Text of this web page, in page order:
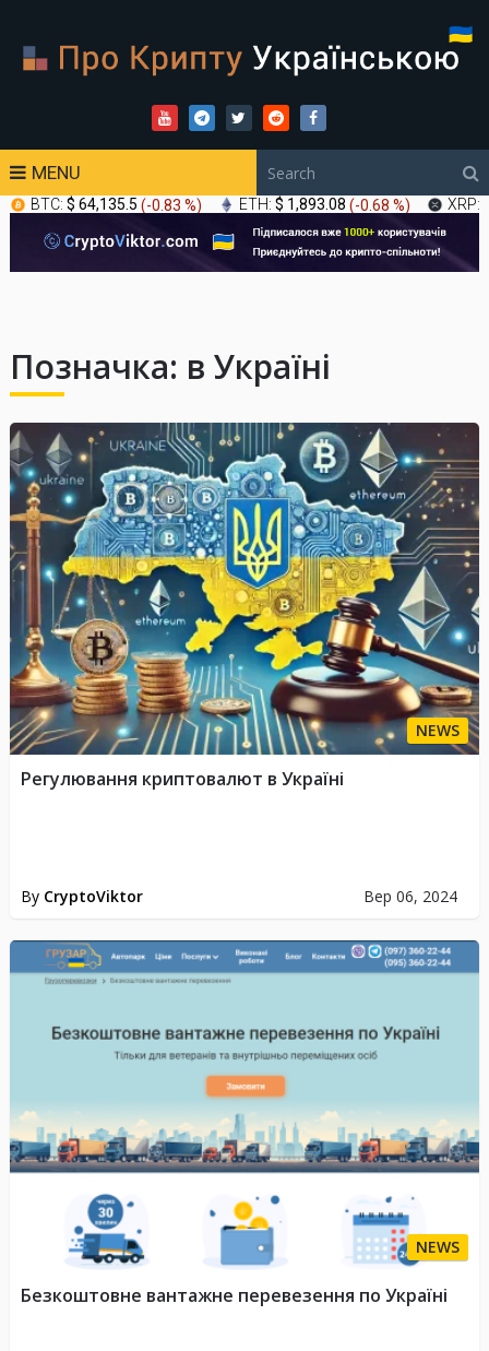
MENU
BTC: $ 64,135.5 (-0.83 %) ETH: $ 1,893.08 (-0.68 %) XRP:
Позначка: в Україні
NEWS
By CryptoViktor Вер 06, 2024
Регулювання криптовалют в Україні
NEWS
Безкоштовне вантажне перевезення по Україні